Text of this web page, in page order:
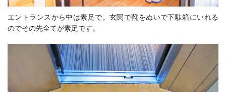
エントランスから中は素足で。玄関で靴をぬいで下駄箱にいれる
のでその先全てが素足です。